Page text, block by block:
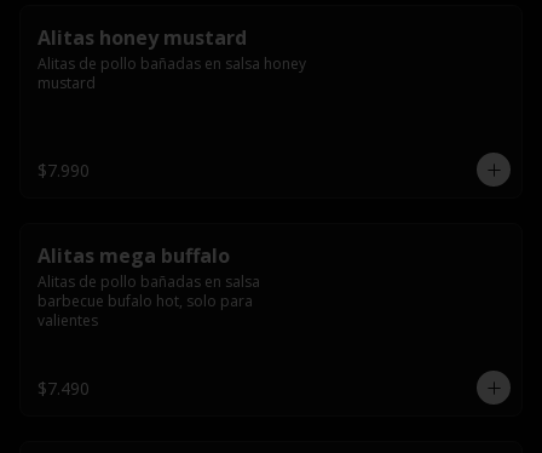
Alitas honey mustard
Alitas de pollo bañadas en salsa honey
mustard
$7.990
Alitas mega buffalo
Alitas de pollo bañadas en salsa
barbecue bufalo hot, solo para
valientes
$7.490